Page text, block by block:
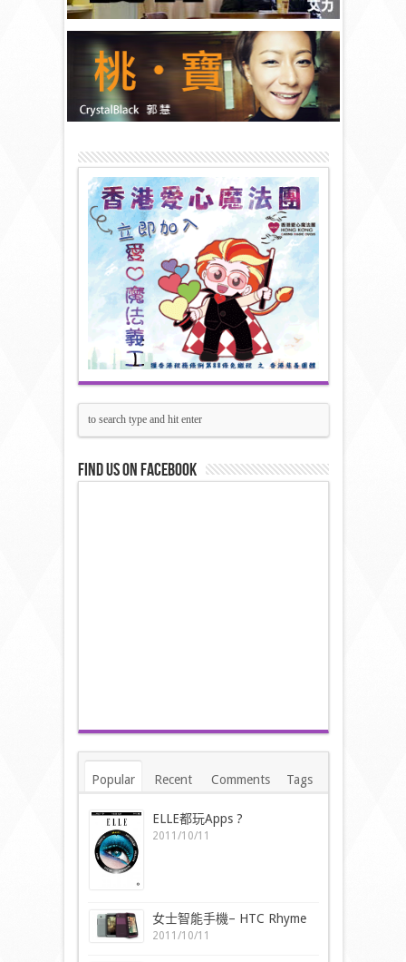
Find us on Facebook
Popular Recent Comments Tags
ELLE都玩Apps ?
2011/10/11
女士智能手機– HTC Rhyme
2011/10/11